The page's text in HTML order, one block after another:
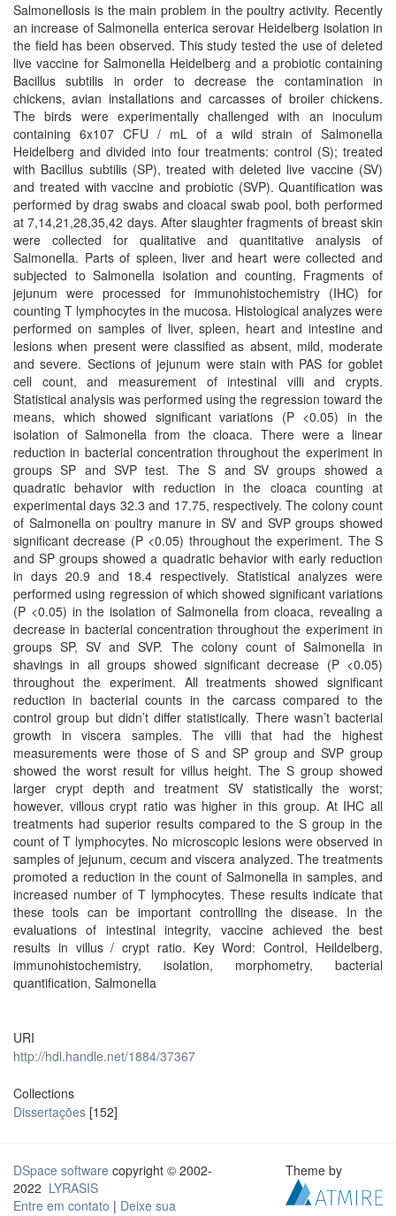
Salmonellosis is the main problem in the poultry activity. Recently
an increase of Salmonella enterica serovar Heidelberg isolation in
the field has been observed. This study tested the use of deleted
live vaccine for Salmonella Heidelberg and a probiotic containing
Bacillus subtilis in order to decrease the contamination in
chickens, avian installations and carcasses of broiler chickens.
The birds were experimentally challenged with an inoculum
containing 6x107 CFU / mL of a wild strain of Salmonella
Heidelberg and divided into four treatments: control (S); treated
with Bacillus subtilis (SP), treated with deleted live vaccine (SV)
and treated with vaccine and probiotic (SVP). Quantification was
performed by drag swabs and cloacal swab pool, both performed
at 7,14,21,28,35,42 days. After slaughter fragments of breast skin
were collected for qualitative and quantitative analysis of
Salmonella. Parts of spleen, liver and heart were collected and
subjected to Salmonella isolation and counting. Fragments of
jejunum were processed for immunohistochemistry (IHC) for
counting T lymphocytes in the mucosa. Histological analyzes were
performed on samples of liver, spleen, heart and intestine and
lesions when present were classified as absent, mild, moderate
and severe. Sections of jejunum were stain with PAS for goblet
cell count, and measurement of intestinal villi and crypts.
Statistical analysis was performed using the regression toward the
means, which showed significant variations (P <0.05) in the
isolation of Salmonella from the cloaca. There were a linear
reduction in bacterial concentration throughout the experiment in
groups SP and SVP test. The S and SV groups showed a
quadratic behavior with reduction in the cloaca counting at
experimental days 32.3 and 17.75, respectively. The colony count
of Salmonella on poultry manure in SV and SVP groups showed
significant decrease (P <0.05) throughout the experiment. The S
and SP groups showed a quadratic behavior with early reduction
in days 20.9 and 18.4 respectively. Statistical analyzes were
performed using regression of which showed significant variations
(P <0.05) in the isolation of Salmonella from cloaca, revealing a
decrease in bacterial concentration throughout the experiment in
groups SP, SV and SVP. The colony count of Salmonella in
shavings in all groups showed significant decrease (P <0.05)
throughout the experiment. All treatments showed significant
reduction in bacterial counts in the carcass compared to the
control group but didn’t differ statistically. There wasn’t bacterial
growth in viscera samples. The villi that had the highest
measurements were those of S and SP group and SVP group
showed the worst result for villus height. The S group showed
larger crypt depth and treatment SV statistically the worst;
however, villous crypt ratio was higher in this group. At IHC all
treatments had superior results compared to the S group in the
count of T lymphocytes. No microscopic lesions were observed in
samples of jejunum, cecum and viscera analyzed. The treatments
promoted a reduction in the count of Salmonella in samples, and
increased number of T lymphocytes. These results indicate that
these tools can be important controlling the disease. In the
evaluations of intestinal integrity, vaccine achieved the best
results in villus / crypt ratio. Key Word: Control, Heildelberg,
immunohistochemistry, isolation, morphometry, bacterial
quantification, Salmonella
URI
http://hdl.handle.net/1884/37367
Collections
Dissertações [152]
DSpace software copyright © 2002-
2022 LYRASIS
Entre em contato | Deixe sua
Theme by